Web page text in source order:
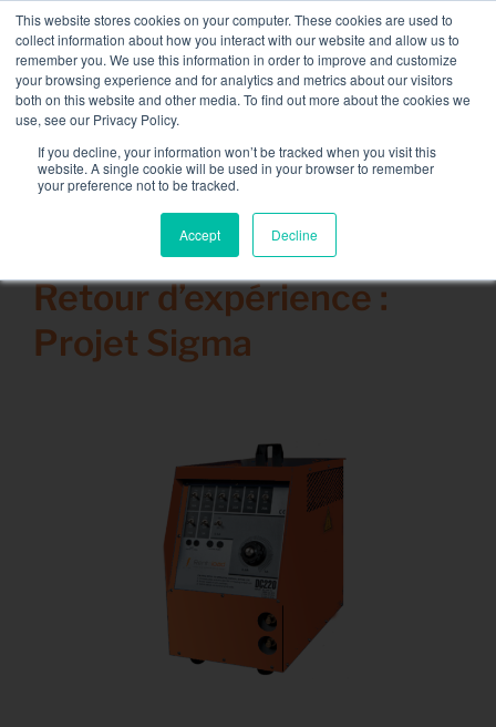
This website stores cookies on your computer. These cookies are used to
collect information about how you interact with our website and allow us to
remember you. We use this information in order to improve and customize
your browsing experience and for analytics and metrics about our visitors
both on this website and other media. To find out more about the cookies we
use, see our Privacy Policy.
If you decline, your information won’t be tracked when you visit this
website. A single cookie will be used in your browser to remember
your preference not to be tracked.
Accept Decline
contenu
NOUVELLE FLOTTE : bancs de charge 3.5 MW / MVA
disponible,plus d’information ici.
CONTACT
Toggle
Services associés
Secteurs et solutions
Société
Ressources
Retour d’expérience :
Projet Sigma